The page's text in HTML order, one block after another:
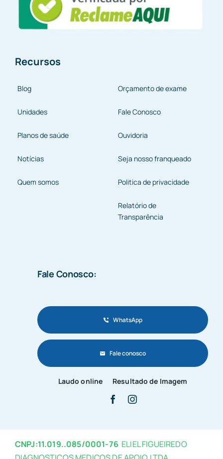
Recursos
Blog
Unidades
Planos de saúde
Notícias
Quem somos
Orçamento de exame
Fale Conosco
Ouvidoria
Seja nosso franqueado
Politica de privacidade
Relatório de
Transparência
Fale Conosco:
WhatsApp
Fale conosco
Laudo online Resultado de Imagem
CNPJ:11.019..085/0001-76 ELIEL FIGUEIREDO